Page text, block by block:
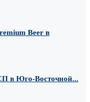
Beer в
в Юго-Восточной...